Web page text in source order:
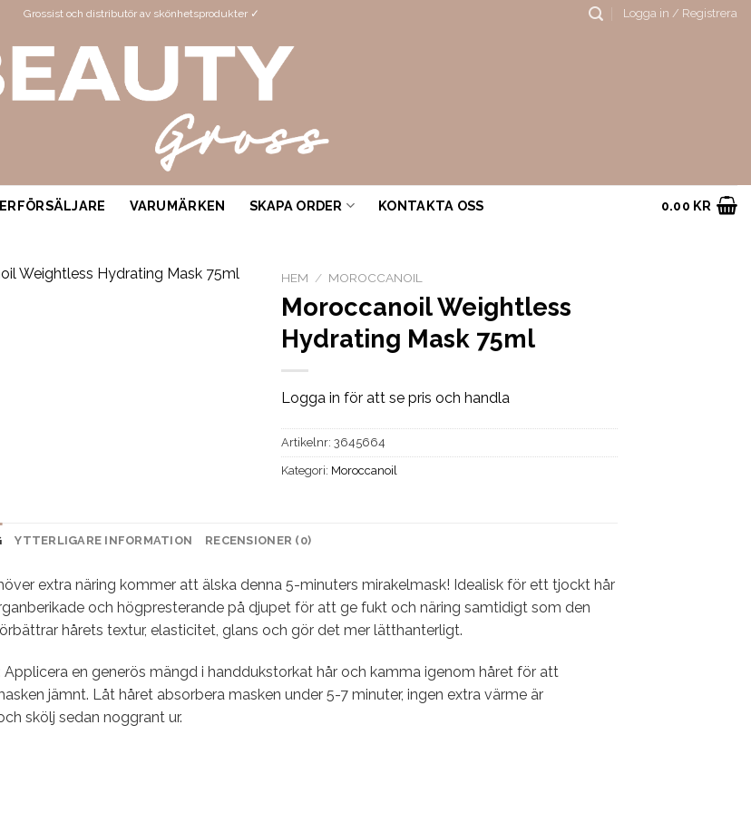
Grossist och distributör av skönhetsprodukter ✓ Logga in / Registrera
VARUMÄRKEN SKAPA ORDER KONTAKTA OSS 0.00 KR
HEM / MOROCCANOIL
Moroccanoil Weightless
Hydrating Mask 75ml
Logga in för att se pris och handla
Artikelnr:3645664
Kategori: Moroccanoil
YTTERLIGARE INFORMATION RECENSIONER (0)
extra näring kommer att älska denna 5-minuters mirakelmask! Idealisk för ett tjockt hår
och högpresterande på djupet för att ge fukt och näring samtidigt som den
hårets textur, elasticitet, glans och gör det mer lätthanterligt.
Applicera en generös mängd i handdukstorkat hår och kamma igenom håret för att
jämnt. Låt håret absorbera masken under 5-7 minuter, ingen extra värme är
skölj sedan noggrant ur.